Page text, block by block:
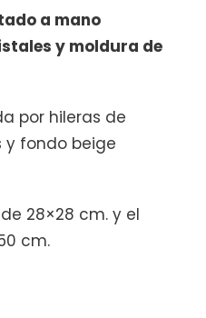
a mano
y moldura de
por hileras de
y fondo beige
28×28 cm. y el
cm.